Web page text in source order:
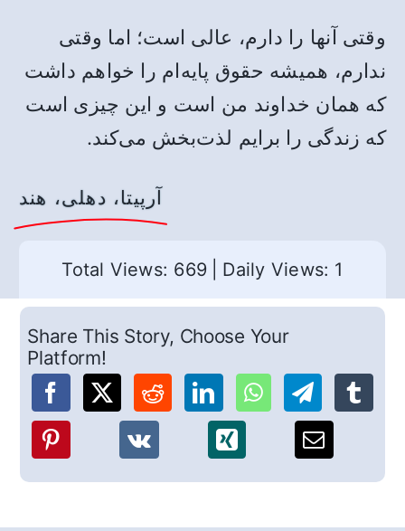
وقتی آنها را دارم، عالی است؛ اما وقتی
ندارم، همیشه حقوق پایه‌ام را خواهم داشت
که همان خداوند من است و این چیزی است
که زندگی را برایم لذت‌بخش می‌کند.
آرپیتا، دهلی، هند
Total Views: 669 Daily Views: 1
Share This Story, Choose Your
Platform!